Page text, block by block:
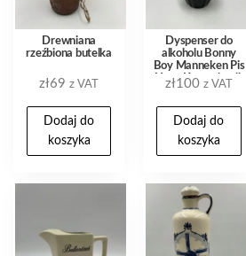
Drewniana
rzeźbiona butelka
zł69 z VAT
Dodaj do
koszyka
Dyspenser do
alkoholu Bonny
Boy Manneken Pis
Hong Kong plastik
metal
zł100 z VAT
Dodaj do
koszyka